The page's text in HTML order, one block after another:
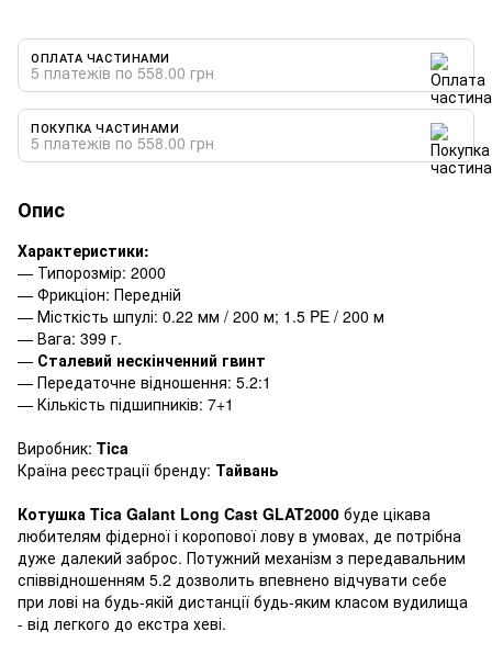
ОПЛАТА ЧАСТИНАМИ
5 платежів по 558.00 грн
ПОКУПКА ЧАСТИНАМИ
5 платежів по 558.00 грн
Опис
Характеристики:
— Типорозмір: 2000
— Фрикціон: Передній
— Місткість шпулі: 0.22 мм / 200 м; 1.5 PE / 200 м
— Вага: 399 г.
— Сталевий нескінченний гвинт
— Передаточне відношення: 5.2:1
— Кількість підшипників: 7+1
Виробник: Tica
Країна реєстрації бренду: Тайвань
Котушка Tica Galant Long Cast GLAT2000 буде цікава
любителям фідерної і коропової лову в умовах, де потрібна
дуже далекий заброс. Потужний механізм з передавальним
співвідношенням 5.2 дозволить впевнено відчувати себе
при лові на будь-якій дистанції будь-яким класом вудилища
- від легкого до екстра хеві.